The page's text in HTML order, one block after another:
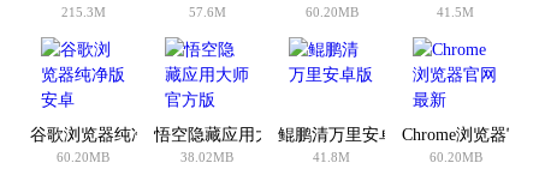
215.3M 57.6M 60.20MB 41.5M
谷歌浏览器纯净版安卓
60.20MB
悟空隐藏应用大师官方版
38.02MB
鲲鹏清万里安卓版
41.8M
Chrome浏览器官
60.20MB